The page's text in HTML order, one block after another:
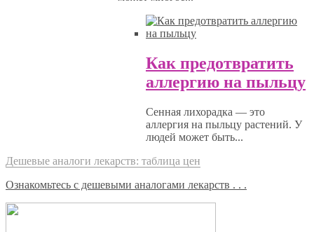
Как предотвратить
аллергию на пыльцу
Сенная лихорадка — это
аллергия на пыльцу растений. У
людей может быть...
Дешевые аналоги лекарств: таблица цен
Ознакомьтесь с дешевыми аналогами лекарств . . .